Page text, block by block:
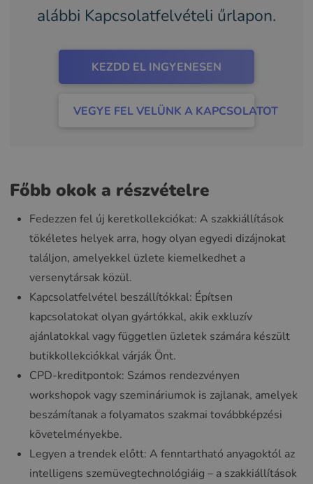
alábbi Kapcsolatfelvételi űrlapon.
KEZDD EL INGYENESEN
VEGYE FEL VELÜNK A KAPCSOLATOT
Főbb okok a részvételre
Fedezzen fel új keretkollekciókat: A szakkiállítások
tökéletes helyek arra, hogy olyan egyedi dizájnokat
találjon, amelyekkel üzlete kiemelkedhet a
versenytársak közül.
Kapcsolatfelvétel beszállítókkal: Építsen
kapcsolatokat olyan gyártókkal, akik exkluzív
ajánlatokkal vagy független üzletek számára készült
butikkollekciókkal várják Önt.
CPD-kreditpontok: Számos rendezvényen
workshopok vagy szemináriumok is zajlanak, amelyek
beszámítanak a folyamatos szakmai továbbképzési
követelményekbe.
Legyen a trendek előtt: A fenntartható anyagoktól az
intelligens szemüvegtechnológiáig – a szakkiállítások